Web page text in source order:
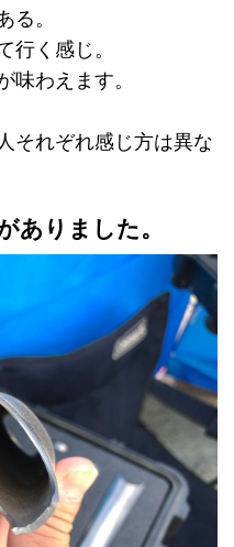
る。
行く感じ。
味わえます。
それぞれ感じ方は異な
ありました。